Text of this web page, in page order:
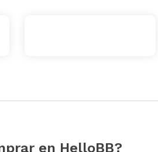
en HelloBB?